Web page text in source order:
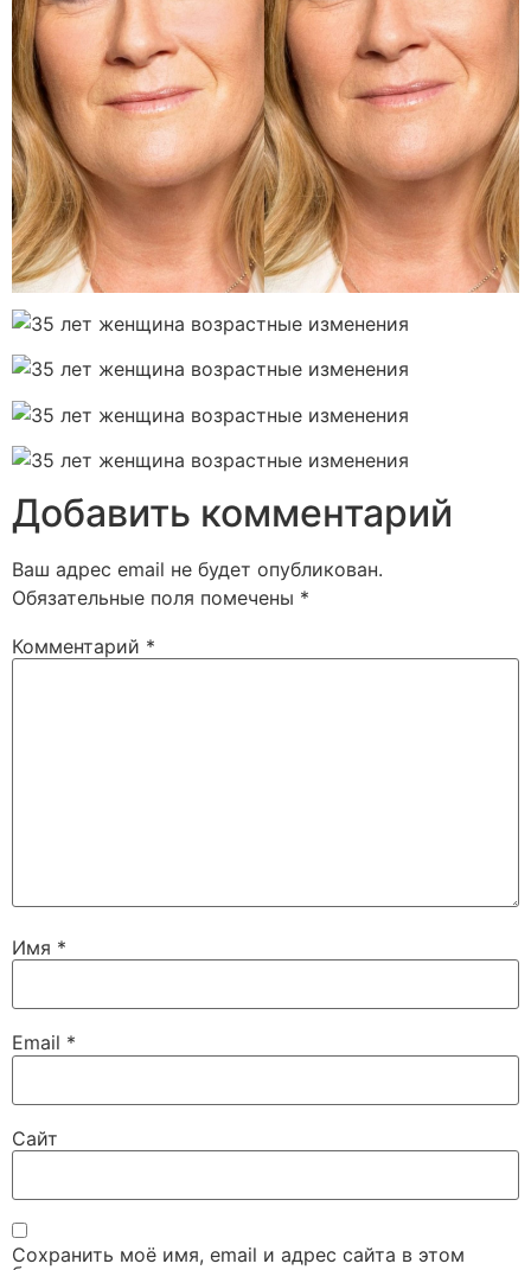
Добавить комментарий
Ваш адрес email не будет опубликован.
Обязательные поля помечены *
Комментарий *
Имя *
Email *
Сайт
Сохранить моё имя, email и адрес сайта в этом